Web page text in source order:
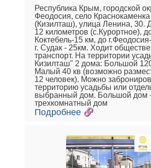
Республика Крым, городской
Феодосия, село Краснокаменка
(Кизилташ), улица Ленина, 30.
12 километров (с.Курортное), до
Коктебель-15 км, до
г. Судак - 25км. Ходит
транспорт. На территории
Кизилташ" 2 дома: Большой
Малый 40 кв (возможно
12 человек). Можно
территорию усадьбы или
выбранный дом. Большой дом
трехкомнатный дом
Подробнее